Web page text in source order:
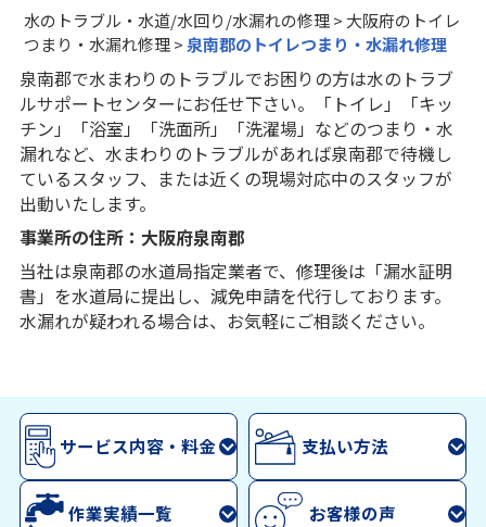
水のトラブル・水道/水回り/水漏れの修理> 大阪府のトイレ
つまり・水漏れ修理> 泉南郡のトイレつまり・水漏れ修理
泉南郡で水まわりのトラブルでお困りの方は水のトラブ
ルサポートセンターにお任せ下さい。「トイレ」「キッ
チン」「浴室」「洗面所」「洗濯場」などのつまり・水
漏れなど、水まわりのトラブルがあれば泉南郡で待機し
ているスタッフ、または近くの現場対応中のスタッフが
出動いたします。
事業所の住所：大阪府泉南郡
当社は泉南郡の水道局指定業者で、修理後は「漏水証明
書」を水道局に提出し、減免申請を代行しております。
水漏れが疑われる場合は、お気軽にご相談ください。
サービス内容・料金 支払い方法
作業実績一覧 お客様の声